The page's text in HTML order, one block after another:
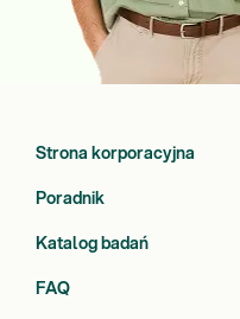
Strona korporacyjna
Poradnik
Katalog badań
FAQ